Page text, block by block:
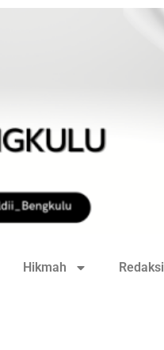
Hikmah Redaksi